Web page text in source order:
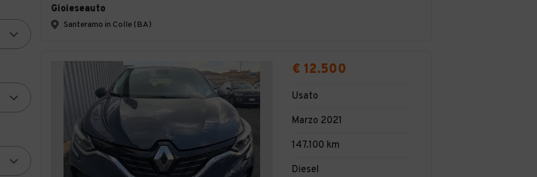
Gioieseauto
Santeramo in Colle (BA)
€ 12.500
Usato
Marzo 2021
147.100 km
Diesel